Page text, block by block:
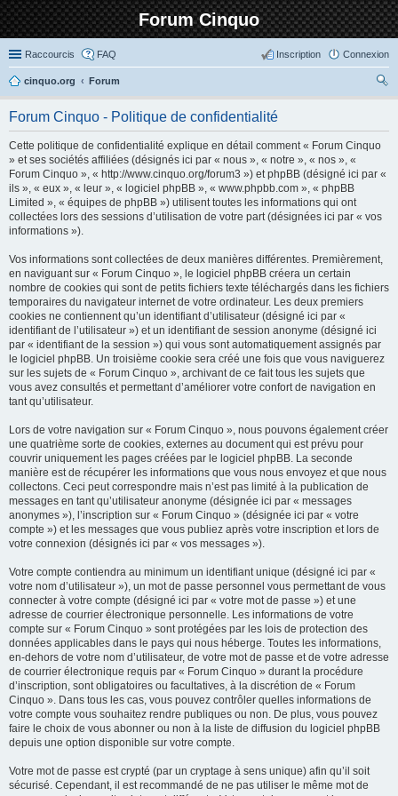
Forum Cinquo
Raccourcis FAQ Connexion
Inscription
cinquo.org
Forum
ch
Forum Cinquo - Politique de confidentialité
Cette politique de confidentialité explique en détail comment « Forum Cinquo
» et ses sociétés affiliées (désignés ici par « nous », « notre », « nos », «
Forum Cinquo », « http://www.cinquo.org/forum3 ») et phpBB (désigné ici par «
ils », « eux », « leur », « logiciel phpBB », « www.phpbb.com », « phpBB
Limited », « équipes de phpBB ») utilisent toutes les informations qui ont
collectées lors des sessions d’utilisation de votre part (désignées ici par « vos
informations »).
Vos informations sont collectées de deux manières différentes. Premièrement,
en naviguant sur « Forum Cinquo », le logiciel phpBB créera un certain
nombre de cookies qui sont de petits fichiers texte téléchargés dans les fichiers
temporaires du navigateur internet de votre ordinateur. Les deux premiers
cookies ne contiennent qu’un identifiant d’utilisateur (désigné ici par «
identifiant de l’utilisateur ») et un identifiant de session anonyme (désigné ici
par « identifiant de la session ») qui vous sont automatiquement assignés par
le logiciel phpBB. Un troisième cookie sera créé une fois que vous naviguerez
sur les sujets de « Forum Cinquo », archivant de ce fait tous les sujets que
vous avez consultés et permettant d’améliorer votre confort de navigation en
tant qu’utilisateur.
Lors de votre navigation sur « Forum Cinquo », nous pouvons également créer
une quatrième sorte de cookies, externes au document qui est prévu pour
couvrir uniquement les pages créées par le logiciel phpBB. La seconde
manière est de récupérer les informations que vous nous envoyez et que nous
collectons. Ceci peut correspondre mais n’est pas limité à la publication de
messages en tant qu’utilisateur anonyme (désignée ici par « messages
anonymes »), l’inscription sur « Forum Cinquo » (désignée ici par « votre
compte ») et les messages que vous publiez après votre inscription et lors de
votre connexion (désignés ici par « vos messages »).
Votre compte contiendra au minimum un identifiant unique (désigné ici par «
votre nom d’utilisateur »), un mot de passe personnel vous permettant de vous
connecter à votre compte (désigné ici par « votre mot de passe ») et une
adresse de courrier électronique personnelle. Les informations de votre
compte sur « Forum Cinquo » sont protégées par les lois de protection des
données applicables dans le pays qui nous héberge. Toutes les informations,
en-dehors de votre nom d’utilisateur, de votre mot de passe et de votre adresse
de courrier électronique requis par « Forum Cinquo » durant la procédure
d’inscription, sont obligatoires ou facultatives, à la discrétion de « Forum
Cinquo ». Dans tous les cas, vous pouvez contrôler quelles informations de
votre compte vous souhaitez rendre publiques ou non. De plus, vous pouvez
faire le choix de vous abonner ou non à la liste de diffusion du logiciel phpBB
depuis une option disponible sur votre compte.
Votre mot de passe est crypté (par un cryptage à sens unique) afin qu’il soit
sécurisé. Cependant, il est recommandé de ne pas utiliser le même mot de